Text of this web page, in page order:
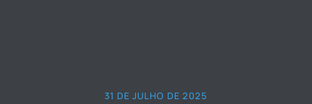
31 DE JULHO DE 2025